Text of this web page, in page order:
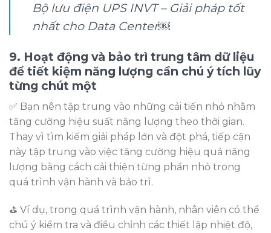
Bộ lưu điện UPS INVT – Giải pháp tốt
nhất cho Data Center￼
9. Hoạt động và bảo trì trung tâm dữ liệu
để tiết kiệm năng lượng cần chú ý tích lũy
từng chút một
✅ Bạn nên tập trung vào những cải tiến nhỏ nhằm
tăng cường hiệu suất năng lượng theo thời gian.
Thay vì tìm kiếm giải pháp lớn và đột phá, tiếp cận
này tập trung vào việc tăng cường hiệu quả năng
lượng bằng cách cải thiện từng phần nhỏ trong
quá trình vận hành và bảo trì.
️⛳ Ví dụ, trong quá trình vận hành, nhân viên có thể
chú ý kiểm tra và điều chỉnh các thiết lập nhiệt độ,